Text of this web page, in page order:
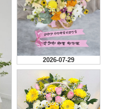
2026-07-29